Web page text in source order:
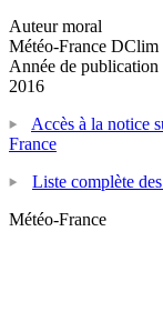
Auteur moral
Météo-France DClim
Année de publication
2016
Accès à la notice
France
Liste complète
Météo-France